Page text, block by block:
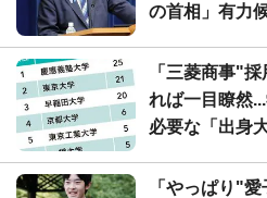
の首相」有力
「三菱商事"
れば一目瞭然
必要な「出身
「やっぱり"